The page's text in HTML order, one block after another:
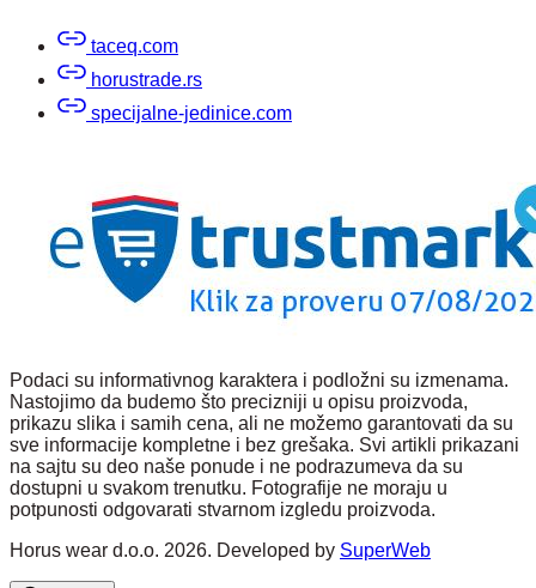
taceq.com
horustrade.rs
specijalne-jedinice.com
Podaci su informativnog karaktera i podložni su izmenama.
Nastojimo da budemo što precizniji u opisu proizvoda,
prikazu slika i samih cena, ali ne možemo garantovati da su
sve informacije kompletne i bez grešaka. Svi artikli prikazani
na sajtu su deo naše ponude i ne podrazumeva da su
dostupni u svakom trenutku. Fotografije ne moraju u
potpunosti odgovarati stvarnom izgledu proizvoda.
Horus wear d.o.o. 2026. Developed by SuperWeb